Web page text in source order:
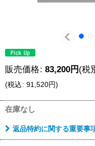
販売価格: 83,200円 (税
(税込: 91,520円)
在庫なし
返品特約に関する重要事